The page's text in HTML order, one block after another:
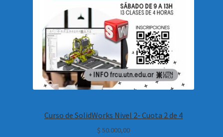
Curso de SolidWorks Nivel 2- Cuota 2 de 4
$ 50.000,00